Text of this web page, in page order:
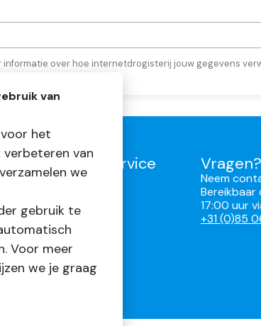
informatie over hoe internetdrogisterij jouw gegevens
Klantenservice
Bestellen
Levering
Retourneren
Garantie
Vragen?
Neem
17:00 uur
+31 (0)85
van
het
van
we
gebruik te
Voor meer
we je graag